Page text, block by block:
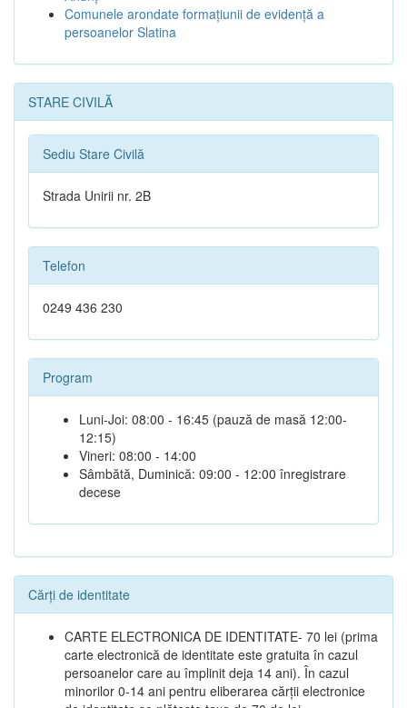
Comunele arondate formaţiunii de evidenţă a
persoanelor Slatina
STARE CIVILĂ
Sediu Stare Civilă
Strada Unirii nr. 2B
Telefon
0249 436 230
Program
Luni-Joi: 08:00 - 16:45 (pauză de masă 12:00-
12:15)
Vineri: 08:00 - 14:00
Sâmbătă, Duminică: 09:00 - 12:00 înregistrare
decese
Cărți de identitate
CARTE ELECTRONICA DE IDENTITATE- 70 lei (prima
carte electronică de identitate este gratuita în cazul
persoanelor care au împlinit deja 14 ani). În cazul
minorilor 0-14 ani pentru eliberarea cărții electronice